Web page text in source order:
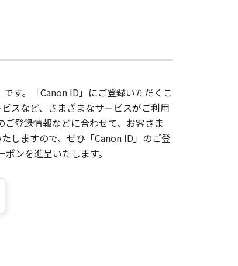
す。「Canon ID」にご登録いただくこ
スなど、さまざまなサービスがご利用
登録情報などに合わせて、お客さま
しますので、ぜひ「Canon ID」のご登
ンを進呈いたします。